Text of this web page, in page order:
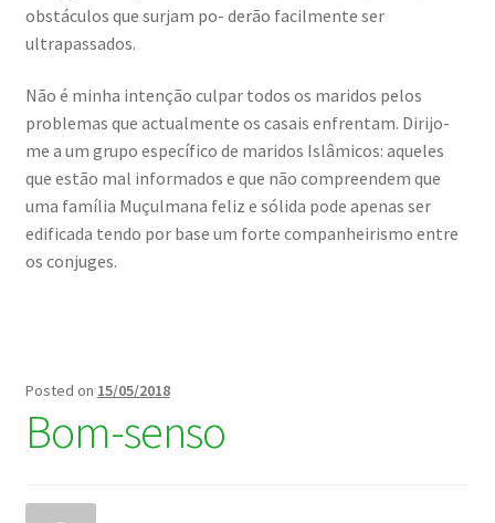
obstáculos que surjam po- derão facilmente ser
ultrapassados.
Não é minha intenção culpar todos os maridos pelos
problemas que actualmente os casais enfrentam. Dirijo-
me a um grupo específico de maridos Islâmicos: aqueles
que estão mal informados e que não compreendem que
uma família Muçulmana feliz e sólida pode apenas ser
edificada tendo por base um forte companheirismo entre
os conjuges.
Posted on 15/05/2018
Bom-senso